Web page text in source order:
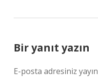
Bir yanıt yazın
E-posta adresiniz